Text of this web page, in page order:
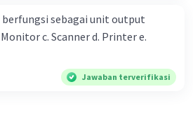
pemerintah bahwa masyarakat
berfungsi sebagai unit output
c. Scanner d. Printer e.
Jawaban terverifikasi